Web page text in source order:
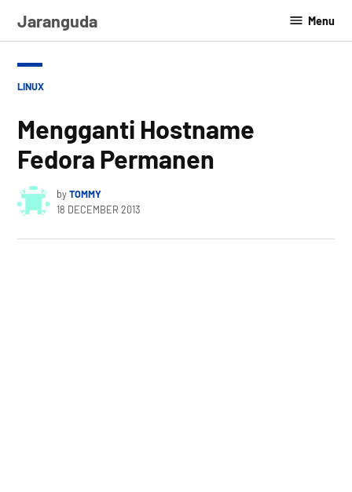
Jaranguda Menu
POSTED
LINUX
Mengganti Hostname
Fedora Permanen
byTOMMY
18 DECEMBER 2013